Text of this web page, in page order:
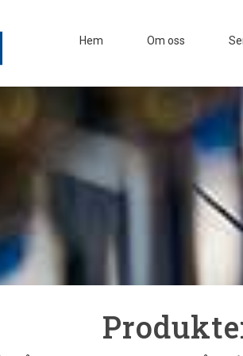
Hem Om oss